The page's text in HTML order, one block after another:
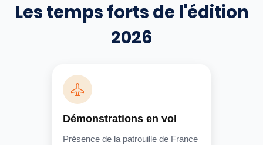
Les temps forts de l'édition
2026
Démonstrations en vol
Présence de la patrouille de France